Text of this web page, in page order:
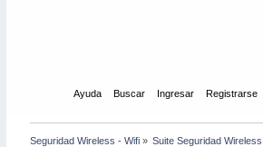
Ayuda Buscar Ingresar Registrarse
Seguridad Wireless - Wifi» Suite Seguridad Wireless